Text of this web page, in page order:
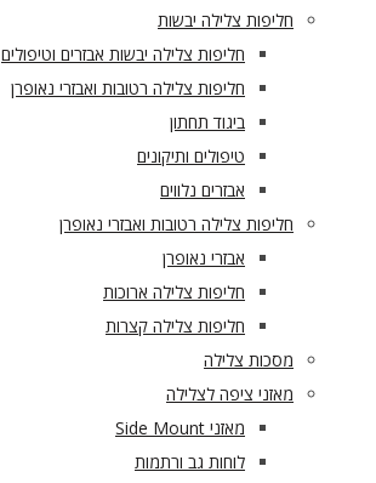
חליפות צלילה יבשות
חליפות צלילה יבשות אבזרים וטיפולים
חליפות צלילה רטובות ואבזרי נאופרן
ביגוד תחתון
טיפולים ותיקונים
אבזרים נלווים
חליפות צלילה רטובות ואבזרי נאופרן
אבזרי נאופרן
חליפות צלילה ארוכות
חליפות צלילה קצרות
מסכות צלילה
מאזני ציפה לצלילה
מאזני Side Mount
לוחות גב ורתמות